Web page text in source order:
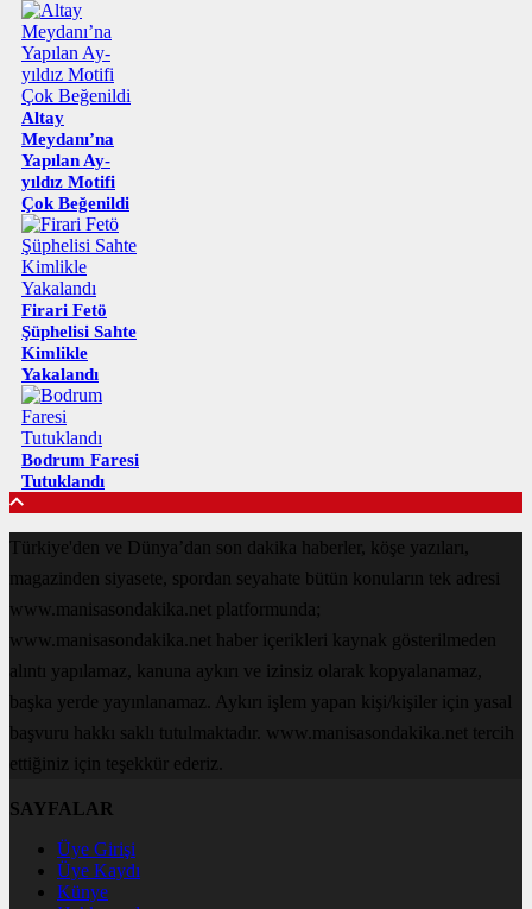
Altay
Meydanı’na
Yapılan Ay-
yıldız Motifi
Çok Beğenildi
Firari Fetö
Şüphelisi Sahte
Kimlikle
Yakalandı
Bodrum Faresi
Tutuklandı
Türkiye'den ve Dünya’dan son dakika haberler, köşe yazıları,
magazinden siyasete, spordan seyahate bütün konuların tek adresi
www.manisasondakika.net platformunda;
www.manisasondakika.net haber içerikleri kaynak gösterilmeden
alıntı yapılamaz, kanuna aykırı ve izinsiz olarak kopyalanamaz,
başka yerde yayınlanamaz. Aykırı işlem yapan kişi/kişiler için yasal
başvuru hakkı saklı tutulmaktadır. www.manisasondakika.net tercih
ettiğiniz için teşekkür ederiz.
SAYFALAR
Üye Girişi
Üye Kaydı
Künye